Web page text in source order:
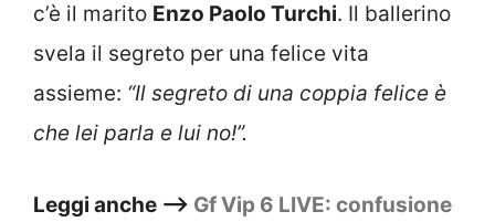
c’è il marito Enzo Paolo Turchi. Il ballerino
svela il segreto per una felice vita
assieme: “Il segreto di una coppia felice è
che lei parla e lui no!”.
Leggi anche –> Gf Vip 6 LIVE: confusione